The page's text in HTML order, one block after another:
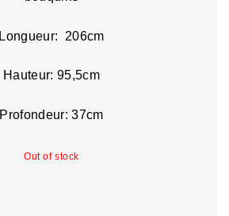
Longueur: 206cm
Hauteur: 95,5cm
Profondeur: 37cm
Out of stock